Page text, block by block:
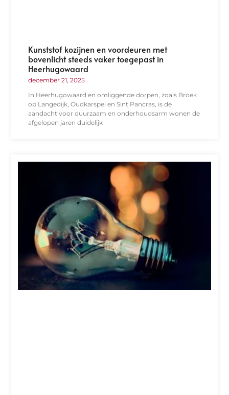
Kunststof kozijnen en voordeuren met
bovenlicht steeds vaker toegepast in
Heerhugowaard
december 21, 2025
In Heerhugowaard en omliggende dorpen, zoals Broek
op Langedijk, Oudkarspel en Sint Pancras, is de
aandacht voor duurzaam en onderhoudsarm wonen de
afgelopen jaren duidelijk